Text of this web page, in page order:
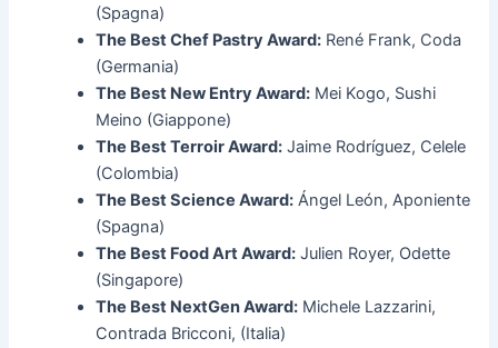
(Spagna)
The Best Chef Pastry Award: René Frank, Coda
(Germania)
The Best New Entry Award: Mei Kogo, Sushi
Meino (Giappone)
The Best Terroir Award: Jaime Rodríguez, Celele
(Colombia)
The Best Science Award: Ángel León, Aponiente
(Spagna)
The Best Food Art Award: Julien Royer, Odette
(Singapore)
The Best NextGen Award: Michele Lazzarini,
Contrada Bricconi, (Italia)